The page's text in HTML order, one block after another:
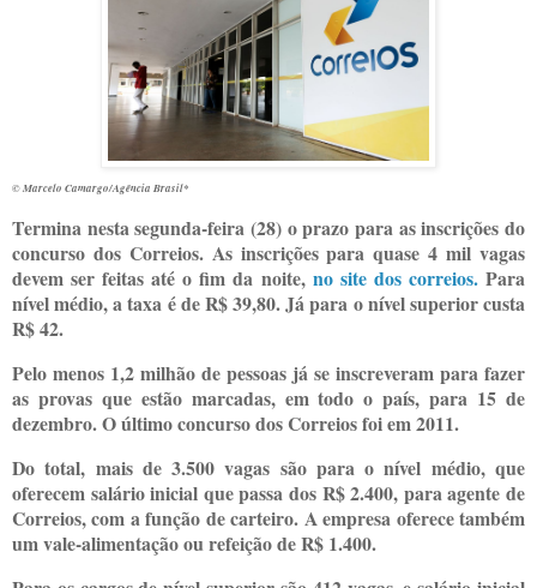
© Marcelo Camargo/Agência Brasil*
Termina nesta segunda-feira (28) o prazo para as inscrições do
concurso dos Correios. As inscrições para quase 4 mil vagas
devem ser feitas até o fim da noite, no site dos correios.Para
nível médio, a taxa é de R$ 39,80. Já para o nível superior custa
R$ 42.
Pelo menos 1,2 milhão de pessoas já se inscreveram para fazer
as provas que estão marcadas, em todo o país, para 15 de
dezembro. O último concurso dos Correios foi em 2011.
Do total, mais de 3.500 vagas são para o nível médio, que
oferecem salário inicial que passa dos R$ 2.400, para agente de
Correios, com a função de carteiro. A empresa oferece também
um vale-alimentação ou refeição de R$ 1.400.